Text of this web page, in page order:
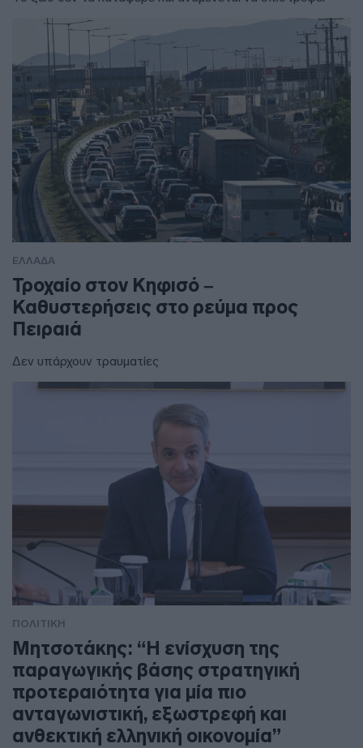
ΕΛΛΑΔΑ
Τροχαίο στον Κηφισό –
Καθυστερήσεις στο ρεύμα προς
Πειραιά
Δεν υπάρχουν τραυματίες
ΠΟΛΙΤΙΚΗ
Μητσοτάκης: “Η ενίσχυση της
παραγωγικής βάσης στρατηγική
προτεραιότητα για μία πιο
ανταγωνιστική, εξωστρεφή και
ανθεκτική ελληνική οικονομία”